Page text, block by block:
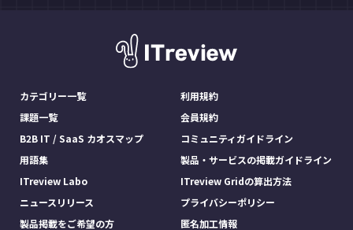
カテゴリー一覧
課題一覧
B2B IT / SaaS カオスマップ
用語集
ITreview Labo
ニュースリリース
製品掲載をご希望の方
利用規約
会員規約
コミュニティガイドライン
製品・サービスの掲載ガイドライン
ITreview Gridの算出方法
プライバシーポリシー
匿名加工情報